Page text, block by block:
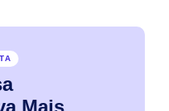
Mais